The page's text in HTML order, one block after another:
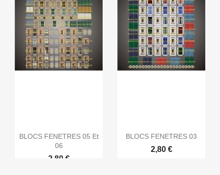
BLOCS FENETRES 05 Et
06
2,80 €
BLOCS FENETRES 03
2,80 €